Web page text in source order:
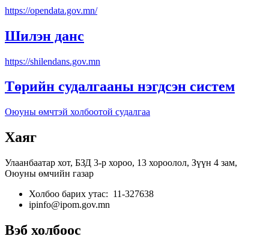
https://opendata.gov.mn/
Шилэн данс
https://shilendans.gov.mn
Төрийн судалгааны нэгдсэн систем
Оюуны өмчтэй холбоотой судалгаа
Хаяг
Улаанбаатар хот, БЗД 3-р хороо, 13 хороолол, Зүүн 4 зам,
Оюуны өмчийн газар
Холбоо барих утас: 11-327638
ipinfo@ipom.gov.mn
Вэб холбоос